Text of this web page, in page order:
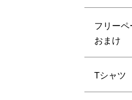
フリーペ
おまけ
Tシャツ